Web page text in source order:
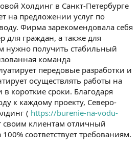
Холдинг в Санкт-Петербурге
на предложении услуг по
Фирма зарекомендовала себя
для граждан, а также для
нужно получить стабильный
команда
передовые разработки и
осуществлять работы на
короткие сроки. Благодаря
к каждому проекту, Северо-
( https://burenie-na-vodu-
своим клиентам отличный
соответствует требованиям.